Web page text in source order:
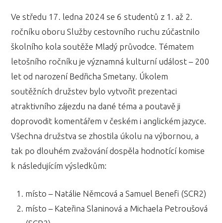
Ve středu 17. ledna 2024 se 6 studentů z 1. až 2.
ročníku oboru Služby cestovního ruchu zúčastnilo
školního kola soutěže Mladý průvodce. Tématem
letošního ročníku je významná kulturní událost – 200
let od narození Bedřicha Smetany. Úkolem
soutěžních družstev bylo vytvořit prezentaci
atraktivního zájezdu na dané téma a poutavě ji
doprovodit komentářem v českém i anglickém jazyce.
Všechna družstva se zhostila úkolu na výbornou, a
tak po dlouhém zvažování dospěla hodnotící komise
k následujícím výsledkům:
místo – Natálie Němcová a Samuel Benefi (SCR2)
místo – Kateřina Slaninová a Michaela Petroušová